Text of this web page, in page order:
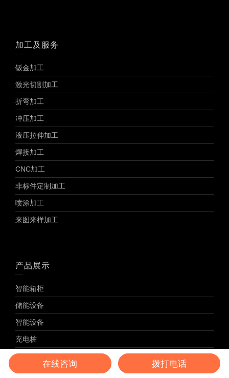
加工及服务
钣金加工
激光切割加工
折弯加工
冲压加工
液压拉伸加工
焊接加工
CNC加工
非标件定制加工
喷涂加工
来图来样加工
产品展示
智能箱柜
储能设备
智能设备
充电桩
大型设备
景观雕塑
在线咨询 拨打电话